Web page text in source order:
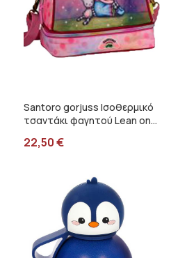
Santoro gorjuss Ισοθερμικό
τσαντάκι φαγητού Lean on
22,50€